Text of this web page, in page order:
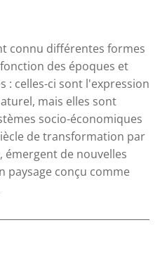
connu différentes formes
des époques et
: celles-ci sont l'expression
mais elles sont
socio-économiques
de transformation par
de nouvelles
conçu comme